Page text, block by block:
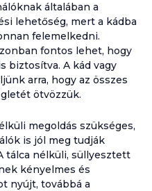
általában a
lehetőség, mert a kádba
felemelkedni.
fontos lehet, hogy
biztosítva. A kád vagy
arra, hogy az összes
ötvözzük.
megoldás szükséges,
is jól meg tudják
tálca nélküli, süllyesztett
kényelmes és
nyújt, továbbá a